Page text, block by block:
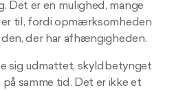
Det er en mulighed, mange
til, fordi opmærksomheden
der har afhængigheden.
sig udmattet, skyldbetynget
samme tid. Det er ikke et